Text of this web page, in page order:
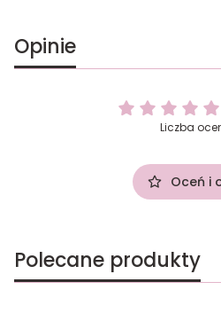
Opinie
Liczba
Oceń i
Polecane produkty